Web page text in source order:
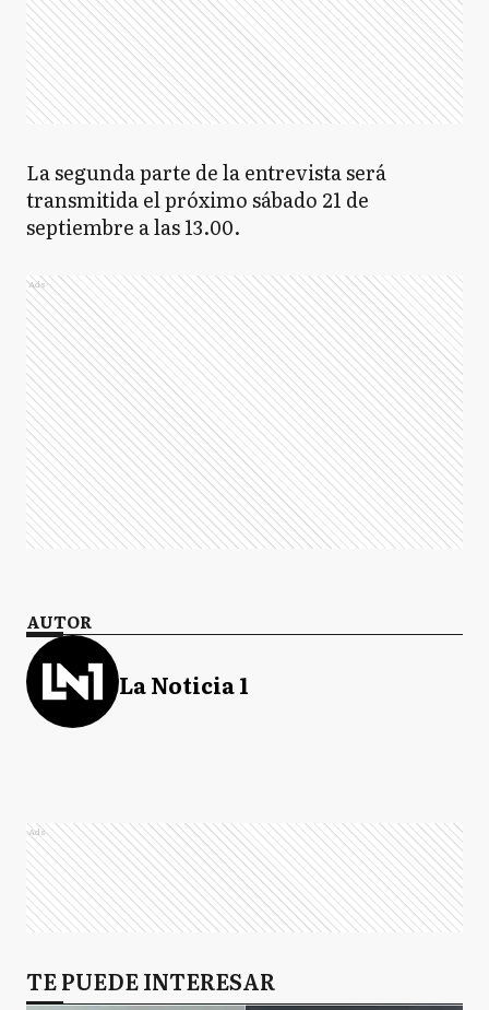
La segunda parte de la entrevista será
transmitida el próximo sábado 21 de
septiembre a las 13.00.
Ads
AUTOR
La Noticia 1
Ads
TE PUEDE INTERESAR